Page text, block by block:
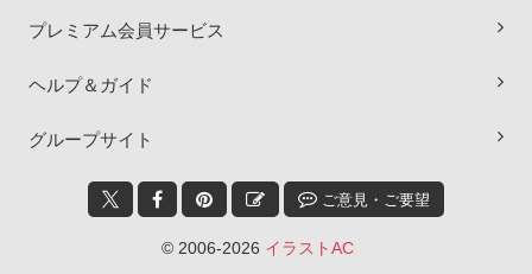
プレミアム会員サービス
ヘルプ＆ガイド
グループサイト
ご意見・ご要望
© 2006-2026 イラストAC